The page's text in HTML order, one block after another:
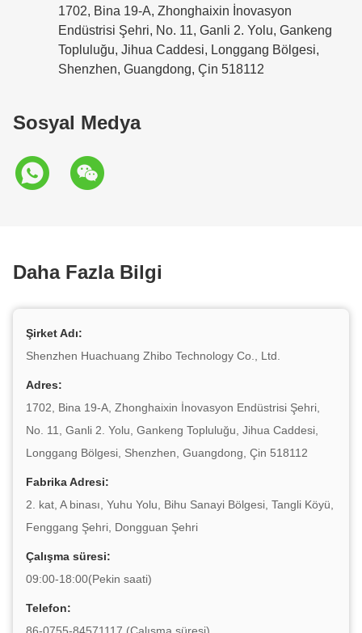
1702, Bina 19-A, Zhonghaixin İnovasyon
Endüstrisi Şehri, No. 11, Ganli 2. Yolu, Gankeng
Topluluğu, Jihua Caddesi, Longgang Bölgesi,
Shenzhen, Guangdong, Çin 518112
Sosyal Medya
Daha Fazla Bilgi
Şirket Adı:
Shenzhen Huachuang Zhibo Technology Co., Ltd.
Adres:
1702, Bina 19-A, Zhonghaixin İnovasyon Endüstrisi Şehri,
No. 11, Ganli 2. Yolu, Gankeng Topluluğu, Jihua Caddesi,
Longgang Bölgesi, Shenzhen, Guangdong, Çin 518112
Fabrika Adresi:
2. kat, A binası, Yuhu Yolu, Bihu Sanayi Bölgesi, Tangli Köyü,
Fenggang Şehri, Dongguan Şehri
Çalışma süresi:
09:00-18:00(Pekin saati)
Telefon: